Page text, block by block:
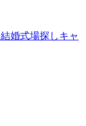
結婚式場探しキャ